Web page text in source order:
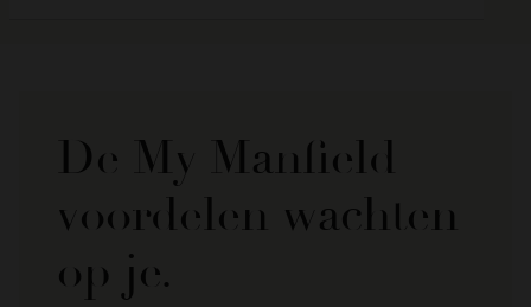
De My Manfield
voordelen wachten
op je.